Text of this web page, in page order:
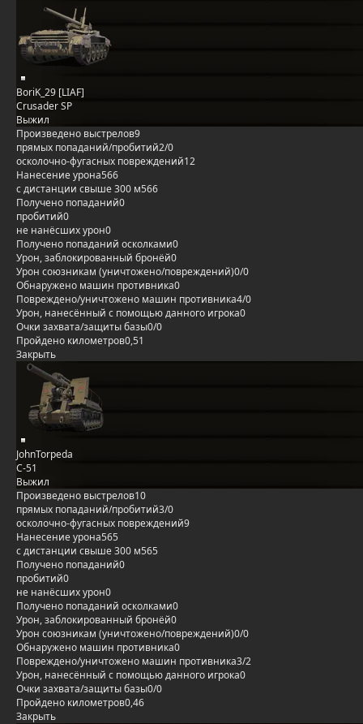
BoriK_29 [LIAF]
Crusader SP
Выжил
Произведено выстрелов9
прямых попаданий/пробитий2/0
осколочно-фугасных повреждений12
Нанесение урона566
с дистанции свыше 300 м566
Получено попаданий0
пробитий0
не нанёсших урон0
Получено попаданий осколками0
Урон, заблокированный бронёй0
Урон союзникам (уничтожено/повреждений)0/0
Обнаружено машин противника0
Повреждено/уничтожено машин противника4/0
Урон, нанесённый с помощью данного игрока0
Очки захвата/защиты базы0/0
Пройдено километров0,51
Закрыть
JohnTorpeda
С-51
Выжил
Произведено выстрелов10
прямых попаданий/пробитий3/0
осколочно-фугасных повреждений9
Нанесение урона565
с дистанции свыше 300 м565
Получено попаданий0
пробитий0
не нанёсших урон0
Получено попаданий осколками0
Урон, заблокированный бронёй0
Урон союзникам (уничтожено/повреждений)0/0
Обнаружено машин противника0
Повреждено/уничтожено машин противника3/2
Урон, нанесённый с помощью данного игрока0
Очки захвата/защиты базы0/0
Пройдено километров0,46
Закрыть